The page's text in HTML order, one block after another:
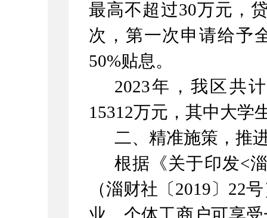
最高不超过30万元，
次，第一次申请给予
50%贴息。
2023年，我区共
15312万元，其中大学
二、精准施策，推
根据《关于印发<
（淄财社〔 2019 〕 22